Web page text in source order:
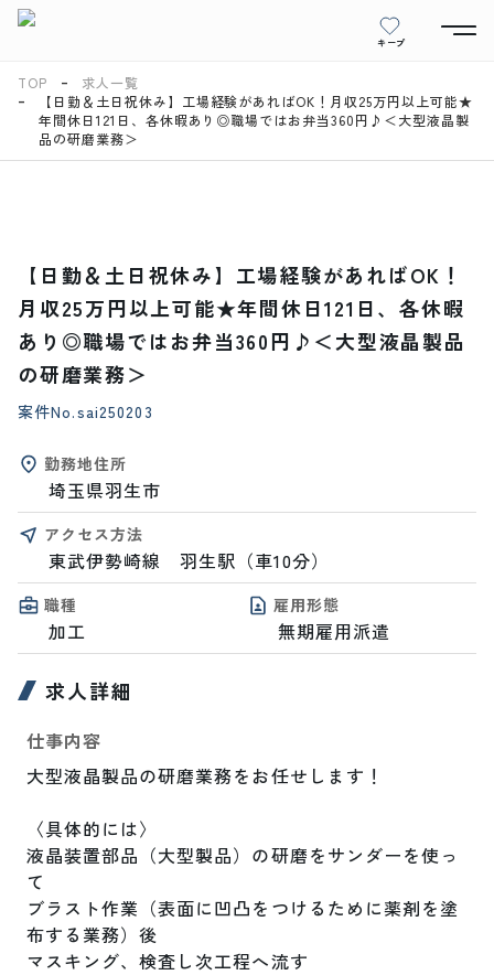
キープ
TOP
求人一覧
【日勤＆土日祝休み】工場経験があればOK！月収25万円以上可能★
年間休日121日、各休暇あり◎職場ではお弁当360円♪＜大型液晶製
品の研磨業務＞
【日勤＆土日祝休み】工場経験があればOK！
月収25万円以上可能★年間休日121日、各休暇
あり◎職場ではお弁当360円♪＜大型液晶製品
の研磨業務＞
案件No.sai250203
勤務地住所
埼玉県羽生市
アクセス方法
東武伊勢崎線　羽生駅（車10分）
職種
加工
雇用形態
無期雇用派遣
求人詳細
仕事内容
大型液晶製品の研磨業務をお任せします！
〈具体的には〉
液晶装置部品（大型製品）の研磨をサンダーを使っ
て
ブラスト作業（表面に凹凸をつけるために薬剤を塗
布する業務）後
マスキング、検査し次工程へ流す